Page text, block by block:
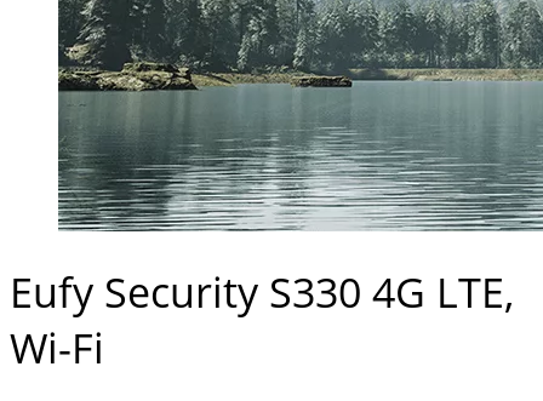
Eufy Security S330 4G LTE,
Wi-Fi